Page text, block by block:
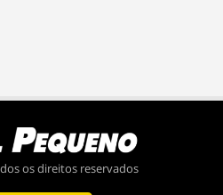
os direitos reservados